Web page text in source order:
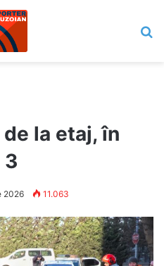
la etaj, în
3
2026 11.063